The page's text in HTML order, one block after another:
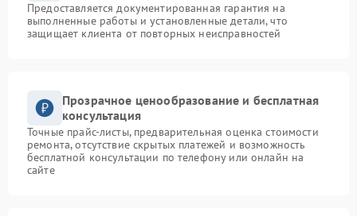
Предоставляется документированная гарантия на
выполненные работы и установленные детали, что
защищает клиента от повторных неисправностей
Прозрачное ценообразование и бесплатная
консультация
Точные прайс-листы, предварительная оценка стоимости
ремонта, отсутствие скрытых платежей и возможность
бесплатной консультации по телефону или онлайн на
сайте